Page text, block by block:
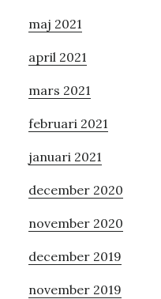
maj 2021
april 2021
mars 2021
februari 2021
januari 2021
december 2020
november 2020
december 2019
november 2019